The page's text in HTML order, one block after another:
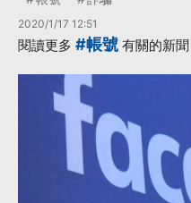
2020/1/17 12:51
閱讀更多 #帳號 有關的新聞